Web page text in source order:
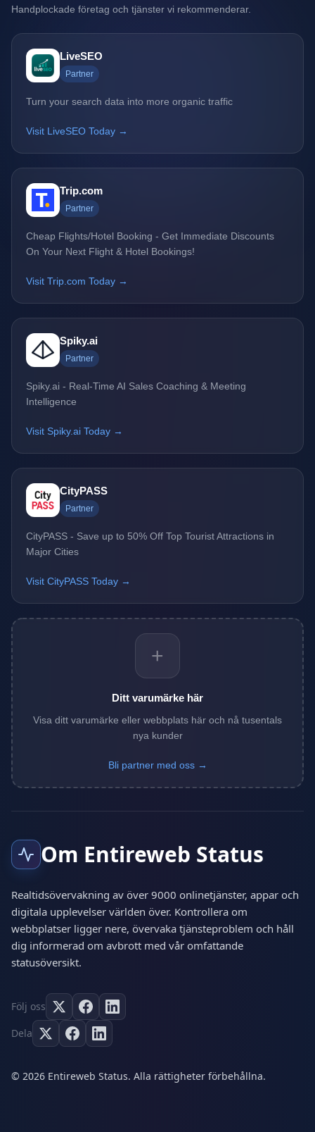
Handplockade företag och tjänster vi rekommenderar.
LiveSEO
Partner
Turn your search data into more organic traffic
Visit LiveSEO Today →
Trip.com
Partner
Cheap Flights/Hotel Booking - Get Immediate Discounts
On Your Next Flight & Hotel Bookings!
Visit Trip.com Today →
Spiky.ai
Partner
Spiky.ai - Real-Time AI Sales Coaching & Meeting
Intelligence
Visit Spiky.ai Today →
CityPASS
Partner
CityPASS - Save up to 50% Off Top Tourist Attractions in
Major Cities
Visit CityPASS Today →
+
Ditt varumärke här
Visa ditt varumärke eller webbplats här och nå tusentals
nya kunder
Bli partner med oss →
Om Entireweb Status
Realtidsövervakning av över 9000 onlinetjänster, appar och
digitala upplevelser världen över. Kontrollera om
webbplatser ligger nere, övervaka tjänsteproblem och håll
dig informerad om avbrott med vår omfattande
statusöversikt.
Följ oss
Dela
© 2026 Entireweb Status. Alla rättigheter förbehållna.